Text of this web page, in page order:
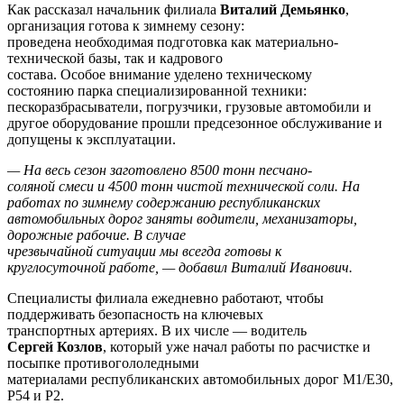
Как рассказал начальник филиала Виталий Демьянко,
организация готова к зимнему сезону:
проведена необходимая подготовка как материально-
технической базы, так и кадрового
состава. Особое внимание уделено техническому
состоянию парка специализированной техники:
пескоразбрасыватели, погрузчики, грузовые автомобили и
другое оборудование прошли предсезонное обслуживание и
допущены к эксплуатации.
— На весь сезон заготовлено 8500 тонн песчано-
соляной смеси и 4500 тонн чистой технической соли. На
работах по зимнему содержанию республиканских
автомобильных дорог заняты водители, механизаторы,
дорожные рабочие. В случае
чрезвычайной ситуации мы всегда готовы к
круглосуточной работе, — добавил Виталий Иванович.
Специалисты филиала ежедневно работают, чтобы
поддерживать безопасность на ключевых
транспортных артериях. В их числе — водитель
Сергей Козлов, который уже начал работы по расчистке и
посыпке противогололедными
материалами республиканских автомобильных дорог М1/Е30,
Р54 и Р2.